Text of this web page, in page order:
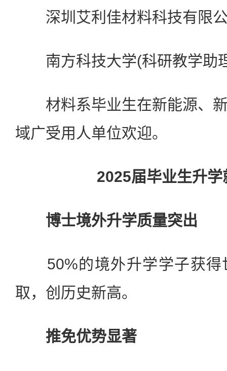
深圳艾利佳材料科技有限
南方科技大学(科研教学助
材料系毕业生在新能源、新
域广受用人单位欢迎。
2025届毕业生升
博士境外升学质量突出
50%的境外升学学子获得
取，创历史新高。
推免优势显著